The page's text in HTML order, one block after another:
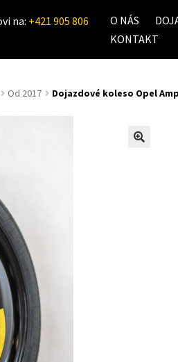
na: +421 905 806
O NÁS
KONTAKT
Od 2017 Dojazdové koleso Opel